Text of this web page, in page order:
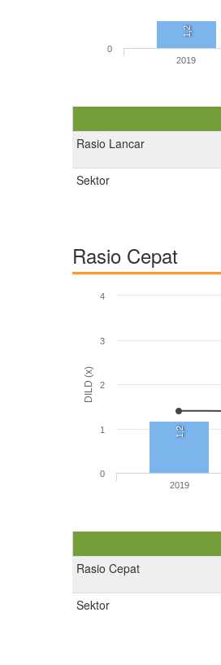
1,2
2019
0
Rasio Lancar
Sektor
Rasio Cepat
DILD (x)
1,2
2019
0
1
2
3
4
Rasio Cepat
Sektor